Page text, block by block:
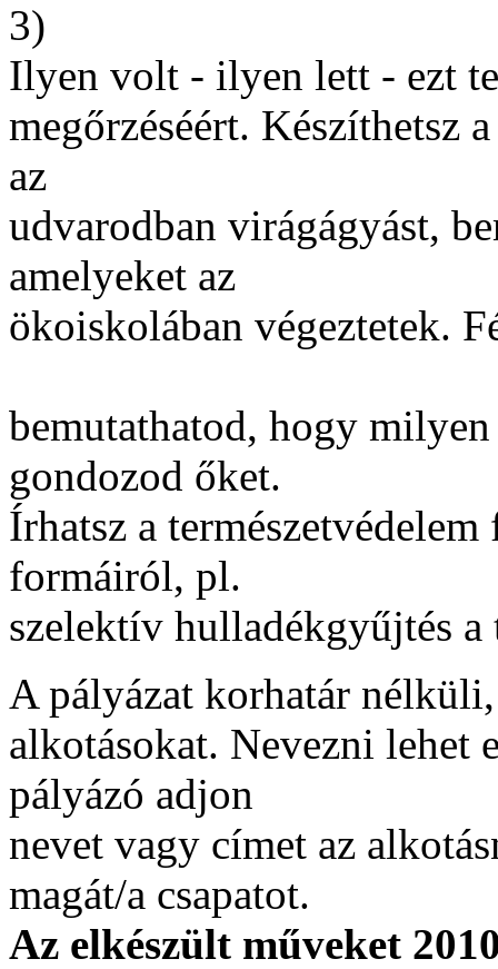
3)
Ilyen volt - ilyen lett - ezt
megőrzéséért. Készíthetsz
az
udvarodban virágágyást,
amelyeket az
ökoiskolában végeztetek.
bemutathatod, hogy
gondozod őket.
Írhatsz a
formáiról, pl.
szelektív hulladékgyűjtés a
A pályázat korhatár
alkotásokat. Nevezni lehet
pályázó adjon
nevet vagy címet az
magát/a csapatot.
Az elkészült műveket